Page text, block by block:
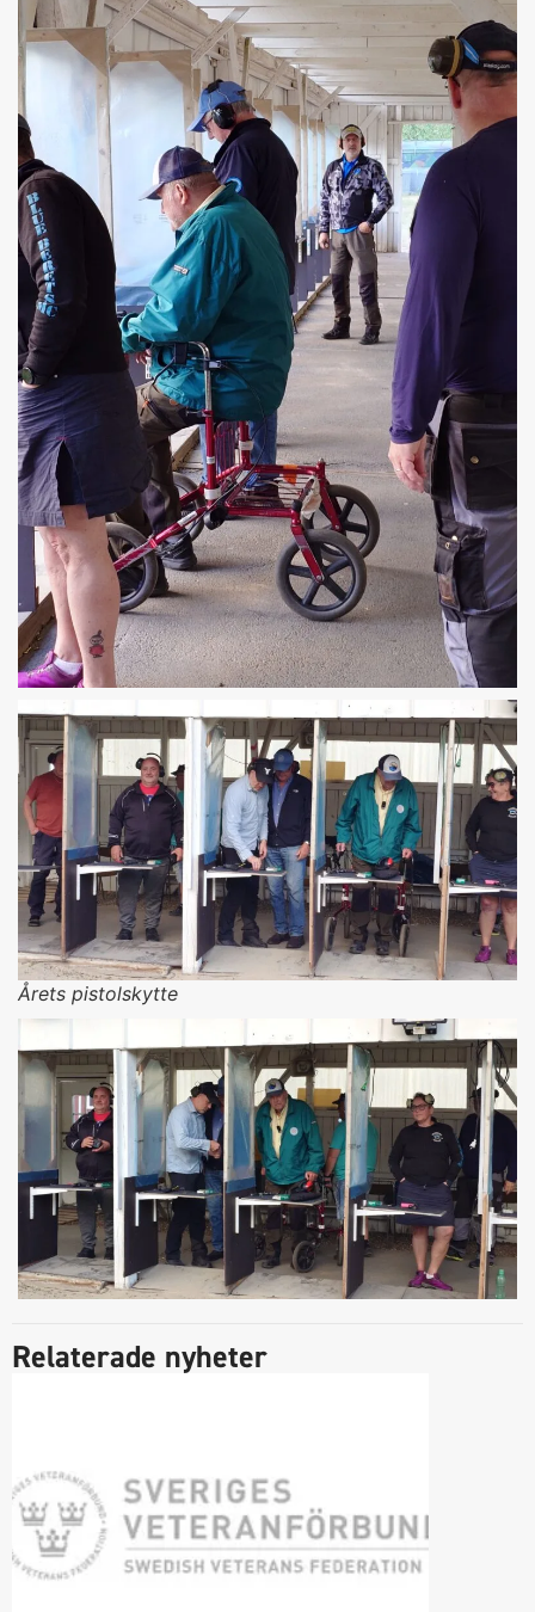
Årets pistolskytte
Relaterade nyheter